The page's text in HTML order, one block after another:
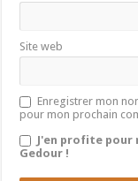
Site web
Enregistrer mon
pour mon prochain
J'en profite
Gedour !